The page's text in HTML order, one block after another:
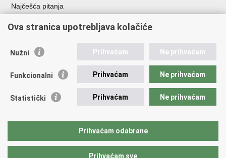
Najčešća pitanja
Važne poveznice
EMN Nacionalna kontaktna točka za Republiku Hrvatsku
Policijska akademija
Zaklada policijske solidarnosti
Udruge
Ova stranica upotrebljava kolačiće
Nužni Prihvaćam Ne prihvaćam
Funkcionalni Prihvaćam Ne prihvaćam
Statistički Prihvaćam Ne prihvaćam
Prihvaćam odabrane
Prihvaćam sve